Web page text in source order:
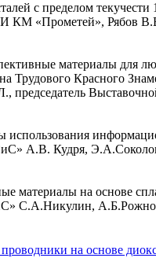
с пределом
«Прометей», Рябов
материалы для
Трудового Красного
председатель
использования
А.В. Кудря,
материалы на основе
С.А.Никулин,
на основе